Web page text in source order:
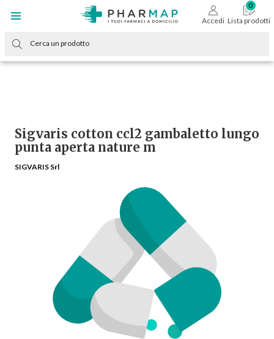
Accedi Lista prodotti
Sigvaris cotton ccl2 gambaletto lungo
punta aperta nature m
SIGVARIS Srl